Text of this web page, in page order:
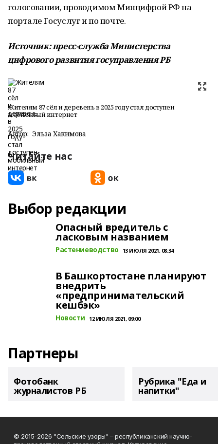
голосовании, проводимом Минцифрой РФ на
портале Госуслуг и по почте.
Источник: пресс-служба Министерства
цифрового развития госуправления РБ
Жителям 87 сёл и деревень в 2025 году стал доступен
мобильный интернет
Автор: Эльза Хакимова
Читайте нас
Выбор редакции
Опасный вредитель с
ласковым названием
Растениеводство 13 ИЮЛЯ 2021, 08:34
В Башкортостане планируют
внедрить
«предпринимательский
кешбэк»
Новости 12 ИЮЛЯ 2021, 09:00
Партнеры
Фотобанк
журналистов РБ
Рубрика "Еда и
напитки"
© 2015-2026 "Сельские узоры" – республиканский научно-